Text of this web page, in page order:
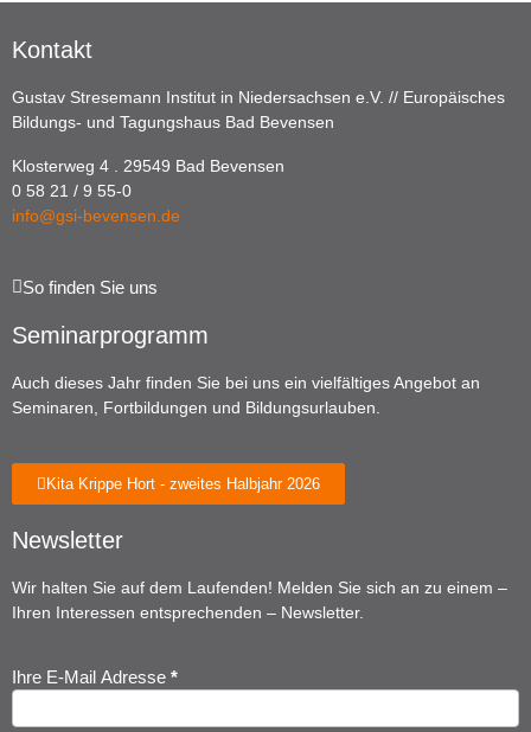
Kontakt
Gustav Stresemann Institut in Niedersachsen e.V. // Europäisches
Bildungs- und Tagungshaus Bad Bevensen
Klosterweg 4 . 29549 Bad Bevensen
0 58 21 / 9 55-0
info@gsi-bevensen.de
So finden Sie uns
Seminarprogramm
Auch dieses Jahr finden Sie bei uns ein vielfältiges Angebot an
Seminaren, Fortbildungen und Bildungsurlauben.
Kita Krippe Hort - zweites Halbjahr 2026
Newsletter
Wir halten Sie auf dem Laufenden! Melden Sie sich an zu einem –
Ihren Interessen entsprechenden – Newsletter.
Newsletter
Anmeldung
Ihre E-Mail Adresse *